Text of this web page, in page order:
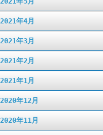
2021年4月
2021年3月
2021年2月
2021年1月
2020年12月
2020年11月